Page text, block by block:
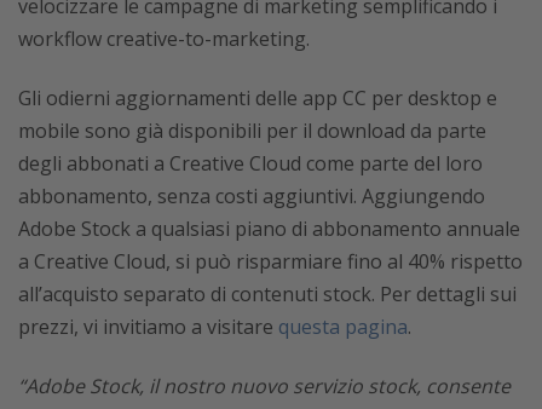
velocizzare le campagne di marketing semplificando i
workflow creative-to-marketing.
Gli odierni aggiornamenti delle app CC per desktop e
mobile sono già disponibili per il download da parte
degli abbonati a Creative Cloud come parte del loro
abbonamento, senza costi aggiuntivi. Aggiungendo
Adobe Stock a qualsiasi piano di abbonamento annuale
a Creative Cloud, si può risparmiare fino al 40% rispetto
all’acquisto separato di contenuti stock. Per dettagli sui
prezzi, vi invitiamo a visitare questa pagina.
“Adobe Stock, il nostro nuovo servizio stock, consente